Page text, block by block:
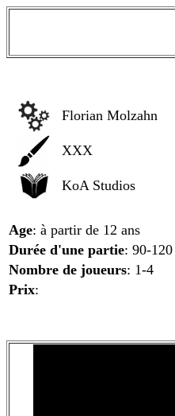
Florian Molzahn
XXX
KoA Studios
Age: à partir de 12 ans
Durée d'une partie: 90-
Nombre de joueurs: 1-4
Prix: